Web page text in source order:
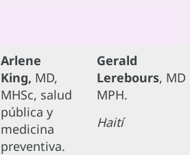
Arlene
King, MD,
MHSc, salud
pública y
medicina
preventiva.
Gerald
Lerebours, MD
MPH.
Haití